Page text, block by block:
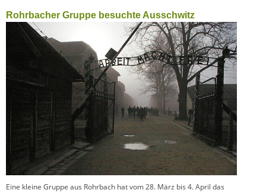
Rohrbacher Gruppe besuchte Ausschwitz
Eine kleine Gruppe aus Rohrbach hat vom 28. März bis 4. April das